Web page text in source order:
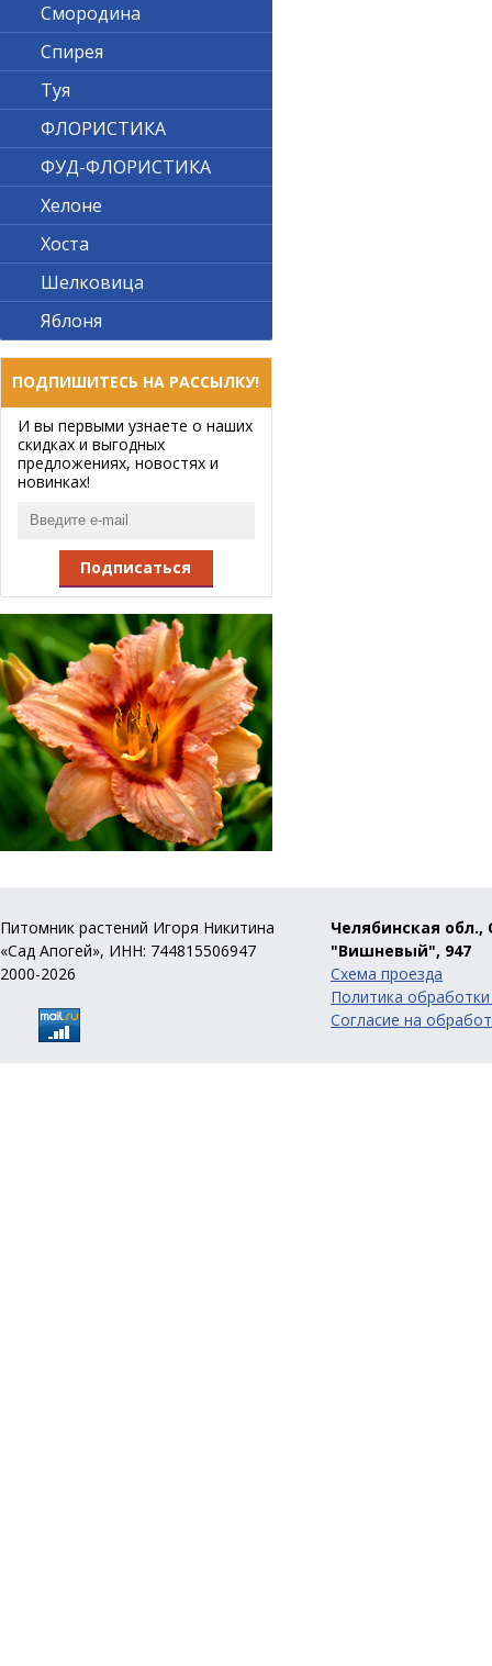
Смородина
Спирея
Туя
ФЛОРИСТИКА
ФУД-ФЛОРИСТИКА
Хелоне
Хоста
Шелковица
Яблоня
ПОДПИШИТЕСЬ НА РАССЫЛКУ!
И вы первыми узнаете о наших
скидках и выгодных
предложениях, новостях и
новинках!
Подписаться
Питомник растений Игоря Никитина
«Сад Апогей», ИНН: 744815506947
2000-2026
Челябинская обл.,
"Вишневый", 947
Схема проезда
Политика
Согласие на